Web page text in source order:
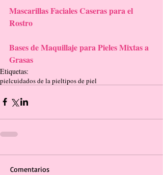
Mascarillas Faciales Caseras para el
Rostro
Bases de Maquillaje para Pieles Mixtas a
Grasas
Etiquetas:
pielcuidados de la pieltipos de piel
Comentarios